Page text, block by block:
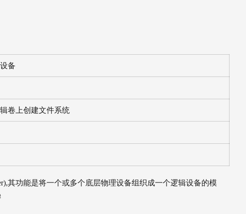
备
卷上创建文件系统
其功能是将一个或多个底层物理设备组织成一个逻辑设备的模